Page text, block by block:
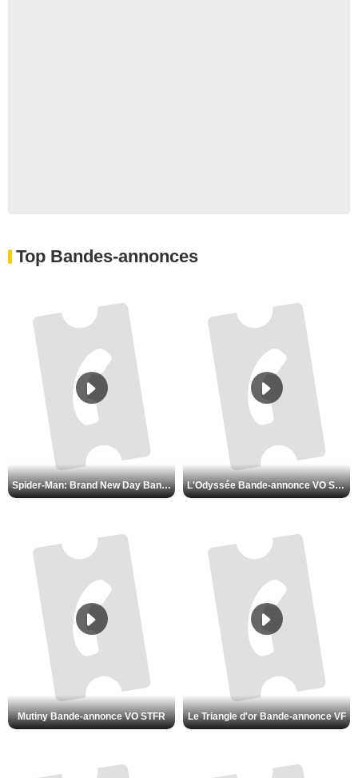
Top Bandes-annonces
Spider-Man: Brand New Day Bande-annonce VO STFR L'Odyssée Bande-annonce VO STFR
Mutiny Bande-annonce VO STFR Le Triangle d'or Bande-annonce VF